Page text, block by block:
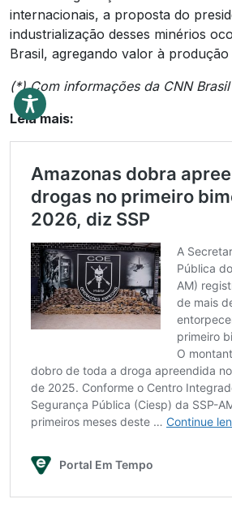
internacionais, a proposta do
industrialização desses minérios
Brasil, agregando valor à produção
(*) Com informações da CNN Brasil
Leia mais: